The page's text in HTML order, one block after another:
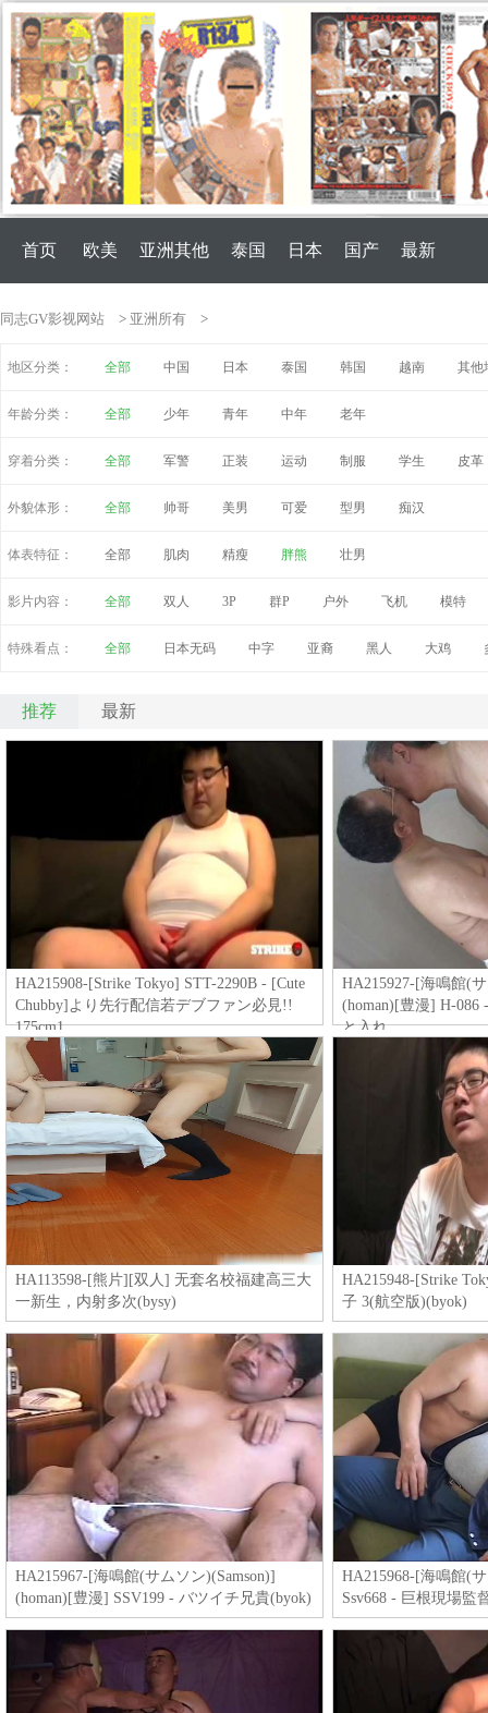
首页 欧美 亚洲其他 泰国 日本 国产 最新
同志GV影视网站 > 亚洲所有 >
地区分类： 全部 中国 日本 泰国 韩国 越南 其他
年龄分类： 全部 少年 青年 中年 老年
穿着分类： 全部 军警 正装 运动 制服 学生 皮革
外貌体形： 全部 帅哥 美男 可爱 型男 痴汉
体表特征： 全部 肌肉 精瘦 胖熊 壮男
影片内容： 全部 双人 3P 群P 户外 飞机 模特
特殊看点： 全部 日本无码 中字 亚裔 黑人 大鸡
推荐 最新
HA215908-[Strike Tokyo] STT-2290B - [Cute
Chubby]より先行配信若デブファン必見!!
175cm1
HA215927-[海鳴館(
(homan)[豊漫] H-086
と入れ
HA113598-[熊片][双人] 无套名校福建高三大
一新生，内射多次(bysy)
HA215948-[Strike
子 3(航空版)(byok)
HA215967-[海鳴館(サムソン)(Samson)]
(homan)[豊漫] SSV199 - バツイチ兄貴(byok)
HA215968-[海鳴館(
Ssv668 - 巨根現場監